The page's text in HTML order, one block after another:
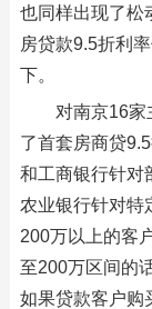
也同样出现了松
房贷款9.5折利
下。
对南京16家
了首套房商贷
和工商银行针对
农业银行针对特
200万以上的客
至200万区间的
如果贷款客户购